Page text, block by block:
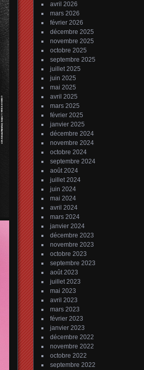
avril 2026
mars 2026
février 2026
décembre 2025
novembre 2025
octobre 2025
septembre 2025
juillet 2025
juin 2025
mai 2025
avril 2025
mars 2025
février 2025
janvier 2025
décembre 2024
novembre 2024
octobre 2024
septembre 2024
août 2024
juillet 2024
juin 2024
mai 2024
avril 2024
mars 2024
janvier 2024
décembre 2023
novembre 2023
octobre 2023
septembre 2023
août 2023
juillet 2023
mai 2023
avril 2023
mars 2023
février 2023
janvier 2023
décembre 2022
novembre 2022
octobre 2022
septembre 2022